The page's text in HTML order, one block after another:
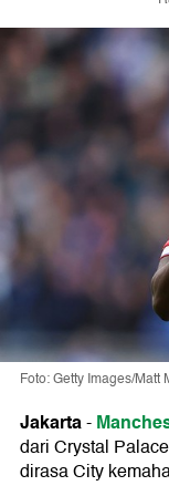
Foto: Getty Images/Matt
Jakarta-
dari Crystal
dirasa City